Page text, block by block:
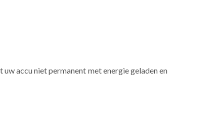
accu niet permanent met energie geladen en